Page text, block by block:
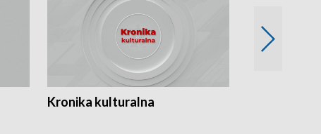
Kronika kulturalna